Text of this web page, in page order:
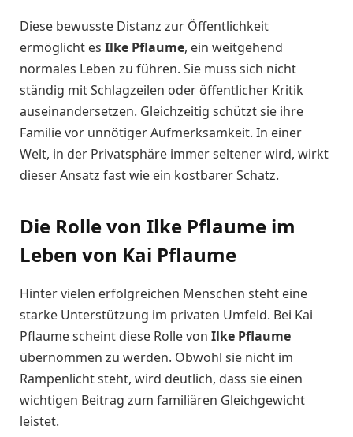
Diese bewusste Distanz zur Öffentlichkeit
ermöglicht es Ilke Pflaume, ein weitgehend
normales Leben zu führen. Sie muss sich nicht
ständig mit Schlagzeilen oder öffentlicher Kritik
auseinandersetzen. Gleichzeitig schützt sie ihre
Familie vor unnötiger Aufmerksamkeit. In einer
Welt, in der Privatsphäre immer seltener wird, wirkt
dieser Ansatz fast wie ein kostbarer Schatz.
Die Rolle von Ilke Pflaume im
Leben von Kai Pflaume
Hinter vielen erfolgreichen Menschen steht eine
starke Unterstützung im privaten Umfeld. Bei Kai
Pflaume scheint diese Rolle von Ilke Pflaume
übernommen zu werden. Obwohl sie nicht im
Rampenlicht steht, wird deutlich, dass sie einen
wichtigen Beitrag zum familiären Gleichgewicht
leistet.